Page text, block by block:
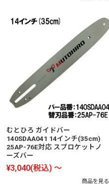
むとひろ ガイドバー
140SDAA041 14インチ(35cm)
25AP-76E対応 スプロケットノ
ーズバー
¥3,040(税込) ～
商品を見る